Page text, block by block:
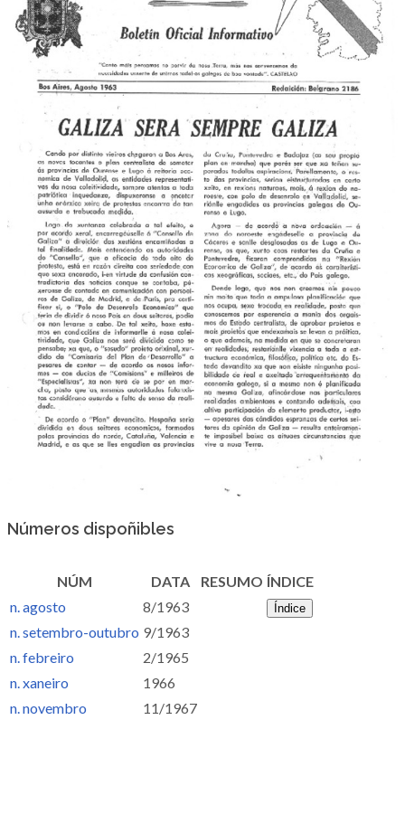
Números dispoñibles
NÚM DATA RESUMO ÍNDICE
n. agosto
8/1963 Índice
n. setembro-outubro 9/1963
n. febreiro
2/1965
n. xaneiro
1966
n. novembro
11/1967